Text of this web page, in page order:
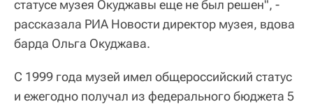
статусе музея Окуджавы еще не был решен", -
рассказала РИА Новости директор музея, вдова
барда Ольга Окуджава.
С 1999 года музей имел общероссийский статус
и ежегодно получал из федерального бюджета 5